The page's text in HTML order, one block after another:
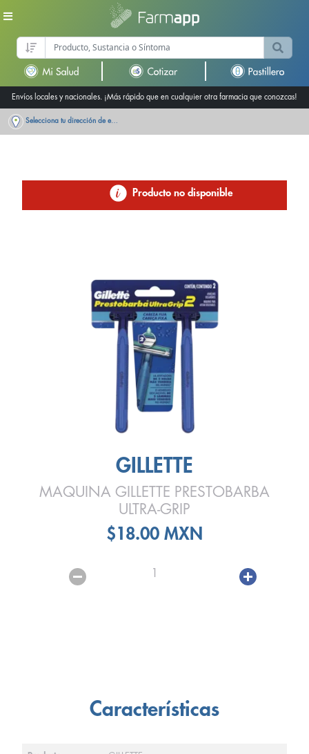
Envíos locales y nacionales. ¡Más rápido que en cualquier otra farmacia que conozcas!
Selecciona tu dirección de entrega
Producto no disponible
GILLETTE
MAQUINA GILLETTE PRESTOBARBA
ULTRA-GRIP
$18.00 MXN
1
Características